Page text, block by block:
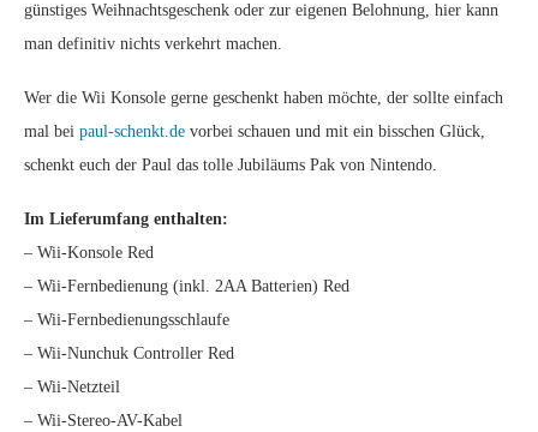
günstiges Weihnachtsgeschenk oder zur eigenen Belohnung, hier kann
man definitiv nichts verkehrt machen.
Wer die Wii Konsole gerne geschenkt haben möchte, der sollte einfach
mal bei paul-schenkt.de vorbei schauen und mit ein bisschen Glück,
schenkt euch der Paul das tolle Jubiläums Pak von Nintendo.
Im Lieferumfang enthalten:
– Wii-Konsole Red
– Wii-Fernbedienung (inkl. 2AA Batterien) Red
– Wii-Fernbedienungsschlaufe
– Wii-Nunchuk Controller Red
– Wii-Netzteil
– Wii-Stereo-AV-Kabel